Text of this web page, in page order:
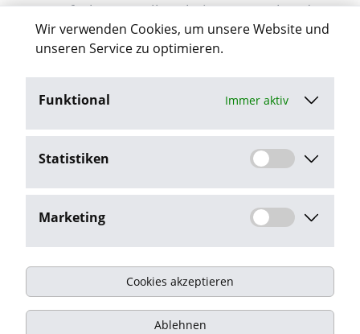
Wir verwenden Cookies, um unsere Website und
unseren Service zu optimieren.
Funktional Immer aktiv
Statistiken
Marketing
Cookies akzeptieren
Ablehnen
Steuerfachangestellte:r bei Data Treuhand
GmbH & Co. KG!
Impressum